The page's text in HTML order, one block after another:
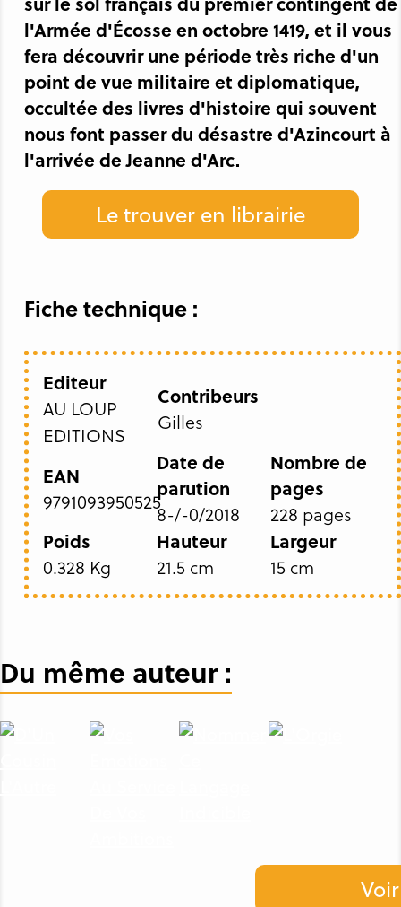
l'Armée d'Écosse en octobre 1419, et il vous
fera découvrir une période très riche d'un
point de vue militaire et diplomatique,
occultée des livres d'histoire qui souvent
nous font passer du désastre d'Azincourt à
l'arrivée de Jeanne d'Arc.
Le trouver en librairie
Fiche technique :
Editeur
AU LOUP
EDITIONS
Contribeurs
Gilles
EAN
9791093950525
Date de
parution
8-/-0/2018
Nombre de
pages
228 pages
Poids
0.328 Kg
Hauteur
21.5 cm
Largeur
15 cm
Du même auteur :